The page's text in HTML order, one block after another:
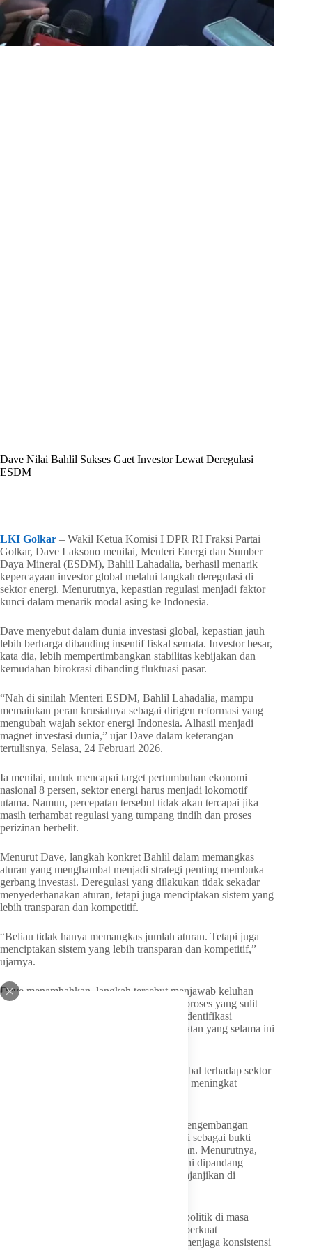
Dave Nilai Bahlil Sukses Gaet Investor Lewat Deregulasi
ESDM
LKI Golkar – Wakil Ketua Komisi I DPR RI Fraksi Partai
Golkar, Dave Laksono menilai, Menteri Energi dan Sumber
Daya Mineral (ESDM), Bahlil Lahadalia, berhasil menarik
kepercayaan investor global melalui langkah deregulasi di
sektor energi. Menurutnya, kepastian regulasi menjadi faktor
kunci dalam menarik modal asing ke Indonesia.
Dave menyebut dalam dunia investasi global, kepastian jauh
lebih berharga dibanding insentif fiskal semata. Investor besar,
kata dia, lebih mempertimbangkan stabilitas kebijakan dan
kemudahan birokrasi dibanding fluktuasi pasar.
“Nah di sinilah Menteri ESDM, Bahlil Lahadalia, mampu
memainkan peran krusialnya sebagai dirigen reformasi yang
mengubah wajah sektor energi Indonesia. Alhasil menjadi
magnet investasi dunia,” ujar Dave dalam keterangan
tertulisnya, Selasa, 24 Februari 2026.
Ia menilai, untuk mencapai target pertumbuhan ekonomi
nasional 8 persen, sektor energi harus menjadi lokomotif
utama. Namun, percepatan tersebut tidak akan tercapai jika
masih terhambat regulasi yang tumpang tindih dan proses
perizinan berbelit.
Menurut Dave, langkah konkret Bahlil dalam memangkas
aturan yang menghambat menjadi strategi penting membuka
gerbang investasi. Deregulasi yang dilakukan tidak sekadar
menyederhanakan aturan, tetapi juga menciptakan sistem yang
lebih transparan dan kompetitif.
“Beliau tidak hanya memangkas jumlah aturan. Tetapi juga
menciptakan sistem yang lebih transparan dan kompetitif,”
ujarnya.
Dave menambahkan, langkah tersebut menjawab keluhan
klasik investor mengenai biaya tinggi dan proses yang sulit
diprediksi. Ia menila, Bahlil mampu mengidentifikasi
bottleneck birokrasi dan menghapus hambatan yang selama ini
“Hasilnya nyata. Kepercayaan investor global terhadap sektor
hilirisasi mineral, migas, hingga petrokimia meningkat
Ia juga menyoroti pembangunan smelter, pengembangan
sumur migas baru, serta infrastruktur energi sebagai bukti
konkret investasi yang bergerak ke lapangan. Menurutnya,
kepastian kebijakan membuat Indonesia kini dipandang
sebagai destinasi investasi energi yang menjanjikan di
Selain deregulasi, Dave menilai, stabilitas politik di masa
transisi kepemimpinan nasional turut memperkuat
kepercayaan pasar. Bahlil dinilai, mampu menjaga konsistensi